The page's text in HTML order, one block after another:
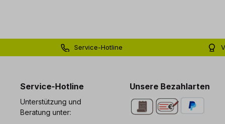
Service-Hotline
Service-Hotline
Unterstützung und
Beratung unter:
Unsere Bezahlarten